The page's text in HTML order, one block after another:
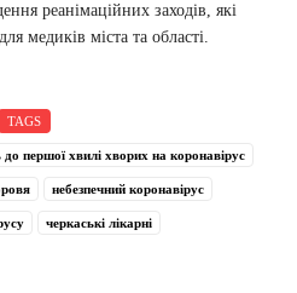
реанімаційних заходів, які
медиків міста та області.
TAGS
до першої хвилі хворих на коронавірус
небезпечний коронавірус
черкаські лікарні